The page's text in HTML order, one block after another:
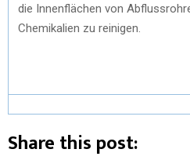
die Innenflächen von
Chemikalien zu reinigen.
Share this post: